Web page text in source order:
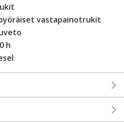
vastapainotrukit
h